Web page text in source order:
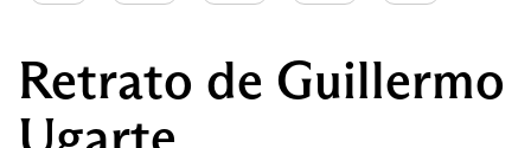
Retrato de Guillermo